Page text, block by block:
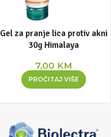
Gel za pranje lica protiv akni
30g Himalaya
7,00 KM
PROČITAJ VIŠE